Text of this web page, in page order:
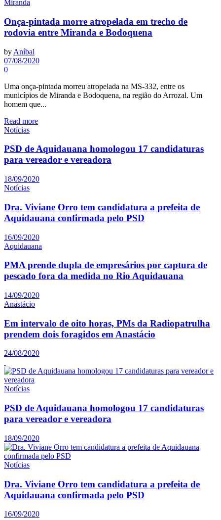
Miranda
Onça-pintada morre atropelada em trecho de
rodovia entre Miranda e Bodoquena
by Aníbal
07/08/2020
0
Uma onça-pintada morreu atropelada na MS-332, entre os
municípios de Miranda e Bodoquena, na região do Arrozal. Um
homem que...
Read more
Notícias
PSD de Aquidauana homologou 17 candidaturas
para vereador e vereadora
18/09/2020
Notícias
Dra. Viviane Orro tem candidatura a prefeita de
Aquidauana confirmada pelo PSD
16/09/2020
Aquidauana
PMA prende dupla de empresários por captura de
pescado fora da medida no Rio Aquidauana
14/09/2020
Anastácio
Em intervalo de oito horas, PMs da Radiopatrulha
prendem dois foragidos em Anastácio
24/08/2020
Notícias
PSD de Aquidauana homologou 17 candidaturas
para vereador e vereadora
18/09/2020
Notícias
Dra. Viviane Orro tem candidatura a prefeita de
Aquidauana confirmada pelo PSD
16/09/2020